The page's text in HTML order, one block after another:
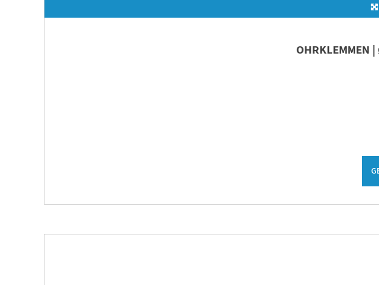
OHRKLEMMEN